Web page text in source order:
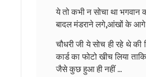
ये तो कभी न सोचा था भगवान
बादल मंडराने लगे,आंखों के आगे
चौधरी जी ये सोच ही रहे थे
कार्ड का फोटो खीच लिया
जैसे कुछ हुआ ही नहीं ...